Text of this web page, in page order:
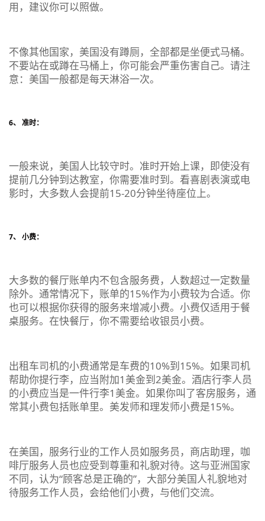
用，建议你可以照做。
不像其他国家，美国没有蹲厕，全部都是坐便式马桶。
不要站在或蹲在马桶上，你可能会严重伤害自己。请注
意：美国一般都是每天淋浴一次。
6、 准时：
一般来说，美国人比较守时。准时开始上课，即使没有
提前几分钟到达教室，你需要准时到。看喜剧表演或电
影时，大多数人会提前15-20分钟坐待座位上。
7、 小费：
大多数的餐厅账单内不包含服务费，人数超过一定数量
除外。通常情况下，账单的15%作为小费较为合适。你
也可以根据你获得的服务来增减小费。小费仅适用于餐
桌服务。在快餐厅，你不需要给收银员小费。
出租车司机的小费通常是车费的10%到15%。如果司机
帮助你提行李，应当附加1美金到2美金。酒店行李人员
的小费应当是一件行李1美金。如果你叫了客房服务，通
常其小费包括账单里。美发师和理发师小费是15%。
在美国，服务行业的工作人员如服务员，商店助理，咖
啡厅服务人员也应受到尊重和礼貌对待。这与亚洲国家
不同，认为“顾客总是正确的”，大部分美国人礼貌地对
待服务工作人员，会给他们小费，与他们交流。